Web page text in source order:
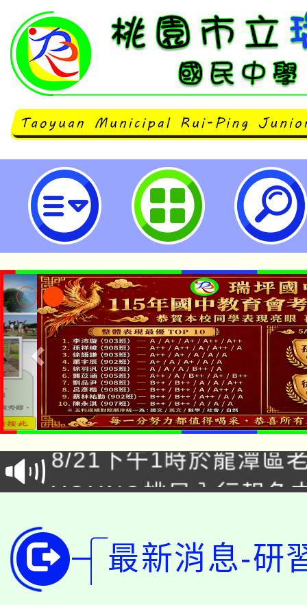
國立臺北教育大學辦理教師增能
學應用工作坊」-桃園市立瑞坪國民
「本色祭」8/29、30在
場熱烈登場!
8/21下午1時於龍潭區
徵才活動。
YOUNG桃局內行報名
開!
115年桃園市運動會8/
田徑場及游泳池舉行。
桃園市低收入戶享有免
最新消息-研